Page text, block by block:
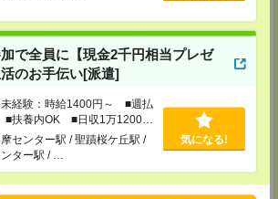
で全員に【現金2千円相当プレゼ
のお手伝い[派遣]
未経験：時給1400円～ ■週払
扶養内OK ■日収1万1200円
センター駅 / 聖蹟桜ケ丘駅 /
ター駅 / …
気になる!
市森野1丁目36番14号 ビオレ町田ビル3F
浜医療オフィス
崎市川崎区駅前本町3-1 NMF川崎東口ビル7F